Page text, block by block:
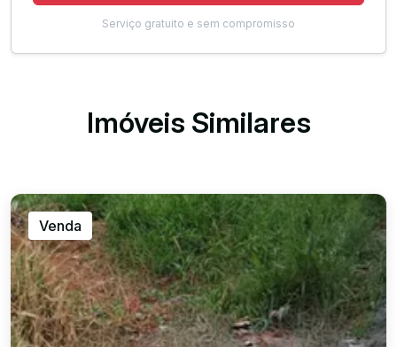
Serviço gratuito e sem compromisso
Imóveis Similares
Venda